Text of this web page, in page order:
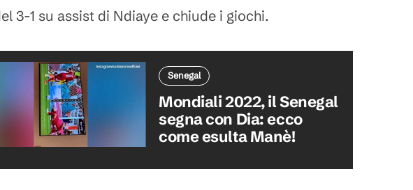
3-1 su assist di Ndiaye e chiude i giochi.
Senegal
Mondiali 2022, il Senegal
segna con Dia: ecco
come esulta Manè!